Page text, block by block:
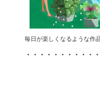
毎日が楽しくなるような作
・・・・・・・・・・